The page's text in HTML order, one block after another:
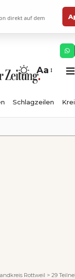
direkt auf dem
Aa
Schlagzeilen
Rottweil > 29 Teilnehmer